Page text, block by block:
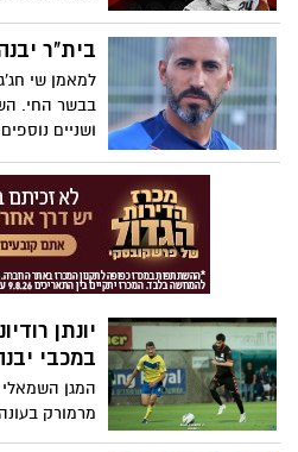
קשה | אחרי
נשארו
בית"ר
למאמן שי
בבשר החי.
ושניים
לא מצליחה
שני יבנאים
יונתן
במכבי
המגן
מרמורק
אביב. יוסי